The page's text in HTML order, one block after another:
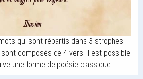
qui sont répartis dans 3 strophes.
composés de 4 vers. Il est possible
une forme de poésie classique.